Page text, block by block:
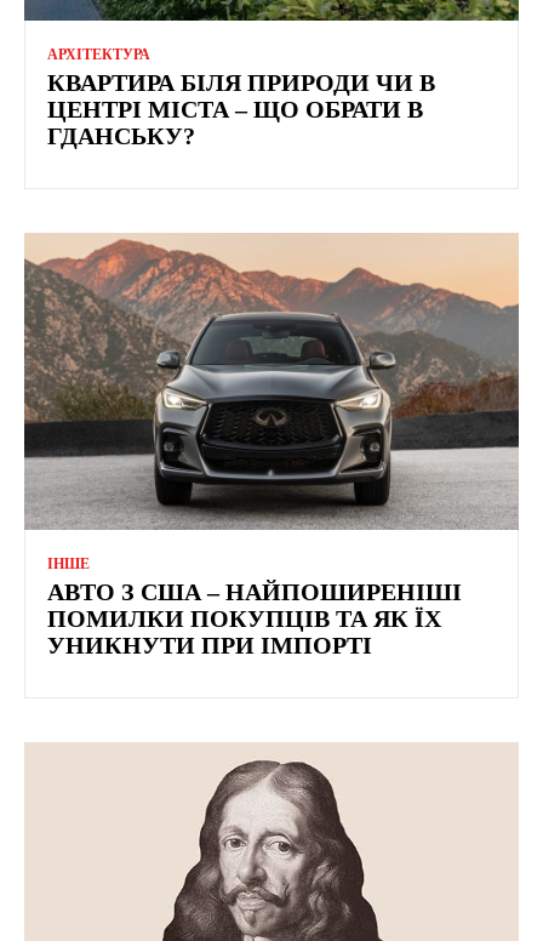
АРХІТЕКТУРА
КВАРТИРА БІЛЯ ПРИРОДИ ЧИ В
ЦЕНТРІ МІСТА – ЩО ОБРАТИ В
ГДАНСЬКУ?
ІНШЕ
АВТО З США – НАЙПОШИРЕНІШІ
ПОМИЛКИ ПОКУПЦІВ ТА ЯК ЇХ
УНИКНУТИ ПРИ ІМПОРТІ